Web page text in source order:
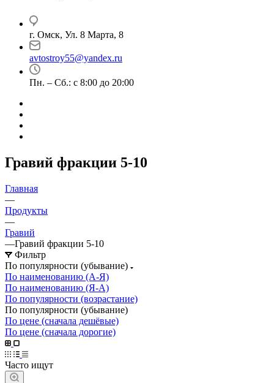
г. Омск, Ул. 8 Марта, 8
avtostroy55@yandex.ru
Пн. – Сб.: с 8:00 до 20:00
Гравий фракции 5-10
Главная
—
Продукты
—
Гравий
—Гравий фракции 5-10
Фильтр
По популярности (убывание)
По наименованию (А-Я)
По наименованию (Я-А)
По популярности (возрастание)
По популярности (убывание)
По цене (сначала дешёвые)
По цене (сначала дорогие)
Часто ищут